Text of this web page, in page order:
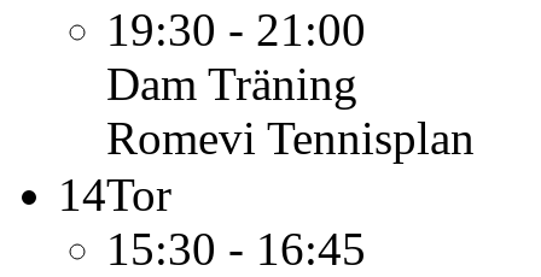
19:30 - 21:00
Dam Träning
Romevi Tennisplan
14Tor
15:30 - 16:45